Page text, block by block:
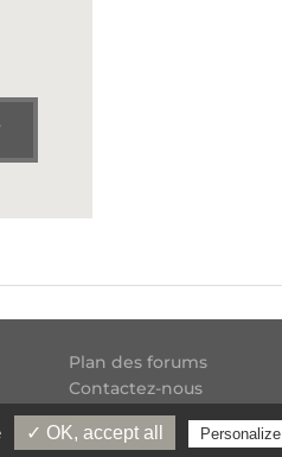
Plan des forums
Contactez-nous
Flux RSS
✓ OK, accept all Personalize